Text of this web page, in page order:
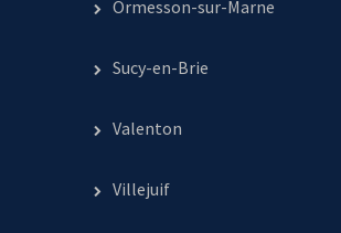
Ormesson-sur-Marne
Sucy-en-Brie
Valenton
Villejuif